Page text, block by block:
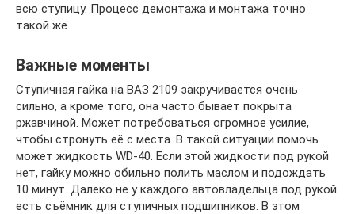
всю ступицу. Процесс демонтажа и монтажа точно
такой же.
Важные моменты
Ступичная гайка на ВАЗ 2109 закручивается очень
сильно, а кроме того, она часто бывает покрыта
ржавчиной. Может потребоваться огромное усилие,
чтобы стронуть её с места. В такой ситуации помочь
может жидкость WD-40. Если этой жидкости под рукой
нет, гайку можно обильно полить маслом и подождать
10 минут. Далеко не у каждого автовладельца под рукой
есть съёмник для ступичных подшипников. В этом